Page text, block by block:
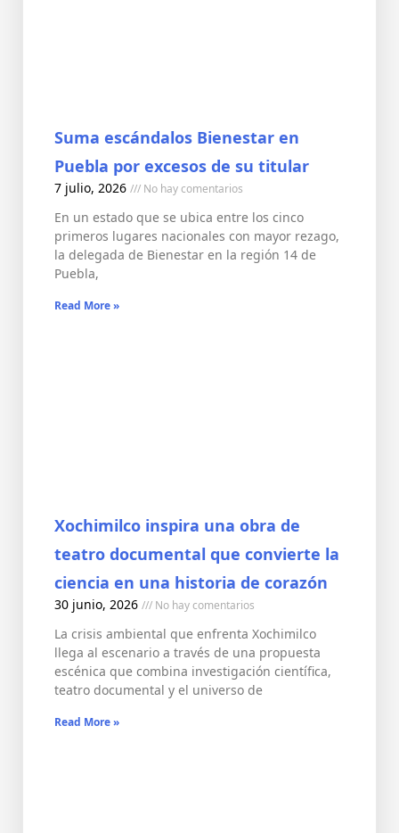
Suma escándalos Bienestar en
Puebla por excesos de su titular
7 julio, 2026 No hay comentarios
En un estado que se ubica entre los cinco
primeros lugares nacionales con mayor rezago,
la delegada de Bienestar en la región 14 de
Puebla,
Read More »
Xochimilco inspira una obra de
teatro documental que convierte la
ciencia en una historia de corazón
30 junio, 2026 No hay comentarios
La crisis ambiental que enfrenta Xochimilco
llega al escenario a través de una propuesta
escénica que combina investigación científica,
teatro documental y el universo de
Read More »